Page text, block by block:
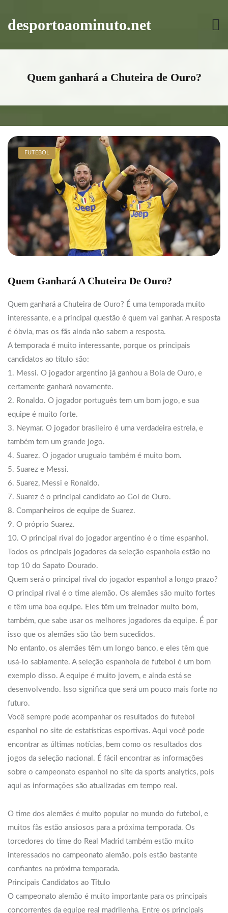
content
desportoaominuto.net
Quem ganhará a Chuteira de Ouro?
FUTEBOL
Quem Ganhará A Chuteira De Ouro?
Quem ganhará a Chuteira de Ouro? É uma temporada muito
interessante, e a principal questão é quem vai ganhar. A resposta
é óbvia, mas os fãs ainda não sabem a resposta.
A temporada é muito interessante, porque os principais
candidatos ao título são:
1. Messi. O jogador argentino já ganhou a Bola de Ouro, e
certamente ganhará novamente.
2. Ronaldo. O jogador português tem um bom jogo, e sua
equipe é muito forte.
3. Neymar. O jogador brasileiro é uma verdadeira estrela, e
também tem um grande jogo.
4. Suarez. O jogador uruguaio também é muito bom.
5. Suarez e Messi.
6. Suarez, Messi e Ronaldo.
7. Suarez é o principal candidato ao Gol de Ouro.
8. Companheiros de equipe de Suarez.
9. O próprio Suarez.
10. O principal rival do jogador argentino é o time espanhol.
Todos os principais jogadores da seleção espanhola estão no
top 10 do Sapato Dourado.
Quem será o principal rival do jogador espanhol a longo prazo?
O principal rival é o time alemão. Os alemães são muito fortes
e têm uma boa equipe. Eles têm um treinador muito bom,
também, que sabe usar os melhores jogadores da equipe. É por
isso que os alemães são tão bem sucedidos.
No entanto, os alemães têm um longo banco, e eles têm que
usá-lo sabiamente. A seleção espanhola de futebol é um bom
exemplo disso. A equipe é muito jovem, e ainda está se
desenvolvendo. Isso significa que será um pouco mais forte no
futuro.
Você sempre pode acompanhar os resultados do futebol
espanhol no site de estatísticas esportivas. Aqui você pode
encontrar as últimas notícias, bem como os resultados dos
jogos da seleção nacional. É fácil encontrar as informações
sobre o campeonato espanhol no site da sports analytics, pois
aqui as informações são atualizadas em tempo real.
O time dos alemães é muito popular no mundo do futebol, e
muitos fãs estão ansiosos para a próxima temporada. Os
torcedores do time do Real Madrid também estão muito
interessados no campeonato alemão, pois estão bastante
confiantes na próxima temporada.
Principais Candidatos ao Título
O campeonato alemão é muito importante para os principais
concorrentes da equipe real madrilenha. Entre os principais